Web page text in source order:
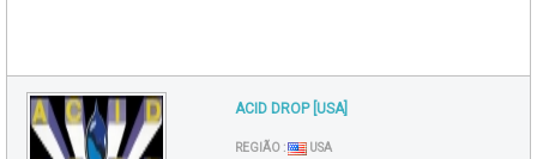
ACID DROP [USA]
REGIÃO :
USA